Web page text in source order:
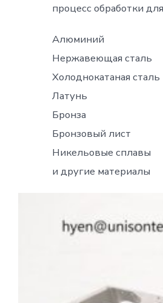
процесс обработки
Алюминий
Нержавеющая сталь
Холоднокатаная сталь
Латунь
Бронза
Бронзовый лист
Никельовые сплавы
и другие материалы